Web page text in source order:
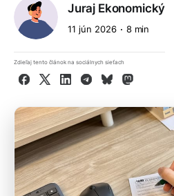
Juraj Ekonomický
11 jún 2026 8 min
Zdieľaj tento článok na sociálnych sieťach
Facebook
X LinkedInTelegram
BlueskyMastodon